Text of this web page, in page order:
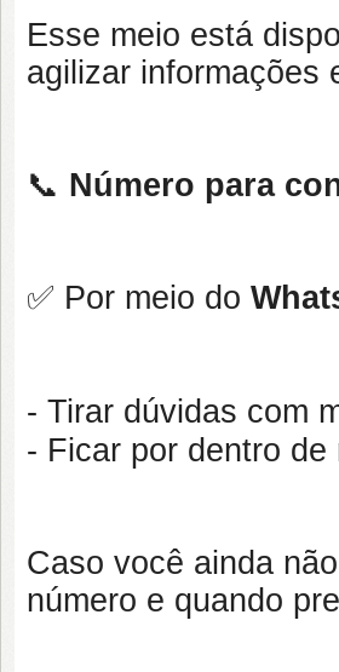
Esse meio está
agilizar informações
📞 Número para
✅ Por meio do
- Tirar dúvidas com
- Ficar por dentro
Caso você ainda
número e quando